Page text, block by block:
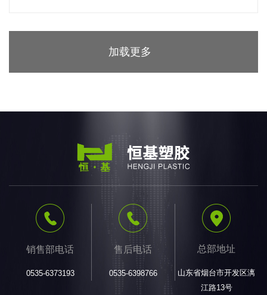
加载更多
销售部电话
0535-6373193
售后电话
0535-6398766
总部地址
山东省烟台市开发区漓
江路13号